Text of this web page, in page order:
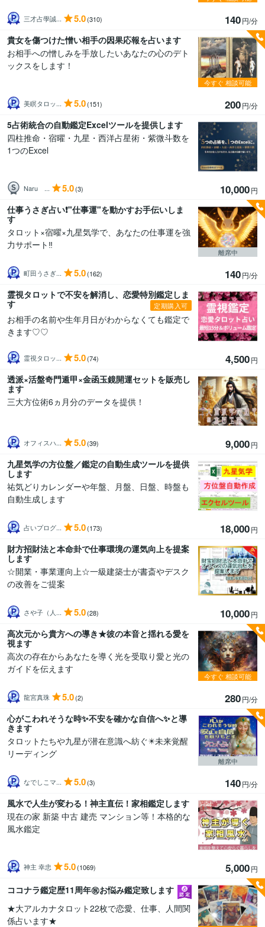
三才占學誠... 5.0(310) 140円/分
貴女を傷つけた憎い相手の因果応報を占います
お相手への憎しみを手放したいあなたの心のデト
ックスをします！
美瞑タロッ... 5.0(151) 200円/分
今すぐ 相談可能
5占術統合の自動鑑定Excelツールを提供します
四柱推命・宿曜・九星・西洋占星術・紫微斗数を
1つのExcel
Naru ... 5.0(3) 10,000円
仕事うさぎ占い❗️"仕事運"を動かすお手伝いしま
す
タロット×宿曜×九星気学で、あなたの仕事運を強
力サポート‼️
町田うさぎ... 5.0(162) 140円/分
離席中
霊視タロットで不安を解消し、恋愛特別鑑定しま
す
定期購入可
お相手の名前や生年月日がわからなくても鑑定で
きます♡♡
霊視タロッ... 5.0(74) 4,500円
透派×活盤奇門遁甲×金函玉鏡開運セットを販売し
ます
三大方位術6ヵ月分のデータを提供！
オフィスハ... 5.0(39) 9,000円
九星気学の方位盤／鑑定の自動生成ツールを提供
します
祐気どりカレンダーや年盤、月盤、日盤、時盤も
自動生成します
占いプログ... 5.0(173) 18,000円
財方招財法と本命卦で仕事環境の運気向上を提案
します
☆開業・事業運向上☆一級建築士が書斎やデスク
の改善をご提案
さや子（人... 5.0(28) 10,000円
高次元から貴方への導き★彼の本音と揺れる愛を
視ます
高次の存在からあなたを導く光を受取り愛と光の
ガイドを伝えます
龍宮真珠 5.0(2) 280円/分
今すぐ 相談可能
心がこわれそうな時✨不安を確かな自信へ✨と導
きます
タロットたちや九星が潜在意識へ紡ぐ✴️未来覚醒
リーディング
なでしこマ... 5.0(3) 140円/分
離席中
風水で人生が変わる！神主直伝！家相鑑定します
現在の家 新築 中古 建売 マンション等！本格的な
風水鑑定
神主 幸忠 5.0(1069) 5,000円
ココナラ鑑定歴11周年㊗️お悩み鑑定致します
★大アルカナタロット22枚で恋愛、仕事、人間関
係占います★